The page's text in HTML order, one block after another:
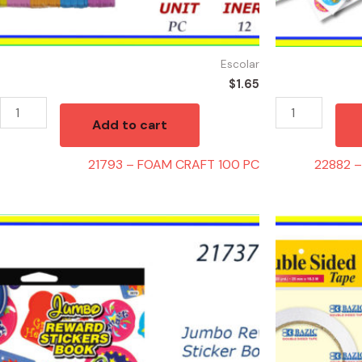
Escolar
$1.65
Add to cart
21793 – FOAM CRAFT 100 PC 22882 –
21737
JUMBO
REWARD
700
STICKERS
quantity
21373
-
TAPE
FOAM
DOBLE
LADO